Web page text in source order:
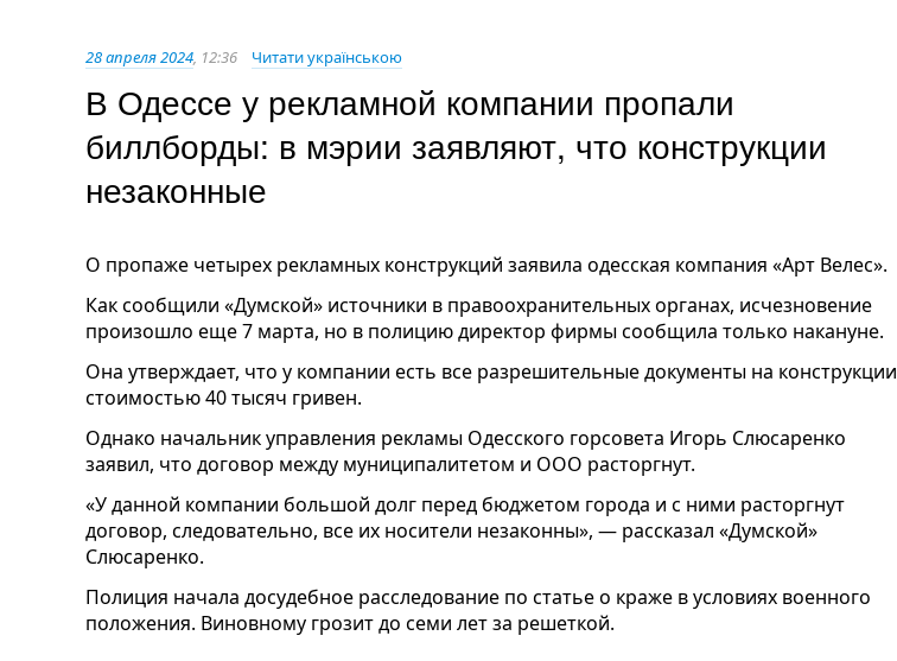
28 апреля 2024, 12:36 Читати українською
В Одессе у рекламной компании пропали
биллборды: в мэрии заявляют, что конструкции
незаконные
О пропаже четырех рекламных конструкций заявила одесская компания «Арт Велес».
Как сообщили «Думской» источники в правоохранительных органах, исчезновение
произошло еще 7 марта, но в полицию директор фирмы сообщила только накануне.
Она утверждает, что у компании есть все разрешительные документы на конструкции
стоимостью 40 тысяч гривен.
Однако начальник управления рекламы Одесского горсовета Игорь Слюсаренко
заявил, что договор между муниципалитетом и ООО расторгнут.
«У данной компании большой долг перед бюджетом города и с ними расторгнут
договор, следовательно, все их носители незаконны», — рассказал «Думской»
Слюсаренко.
Полиция начала досудебное расследование по статье о краже в условиях военного
положения. Виновному грозит до семи лет за решеткой.